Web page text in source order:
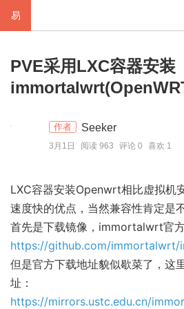
易
编
硬
标
PVE采用LXC容器安装
作者 Seeker
3月1日 阅读 963 评论 0 喜欢 1
LXC容器安装Openwrt相比虚拟机
速度快的优点，当然兼容性肯定是
首先是下载镜像，immortalwrt官方
https://github.com/immortalwrt/
但是官方下载地址貌似歇菜了，这
址：
https://mirrors.ustc.edu.cn/